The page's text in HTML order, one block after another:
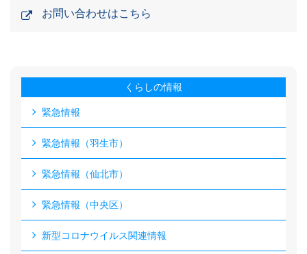
お問い合わせはこちら
くらしの情報
緊急情報
緊急情報（羽生市）
緊急情報（仙北市）
緊急情報（中央区）
新型コロナウイルス関連情報